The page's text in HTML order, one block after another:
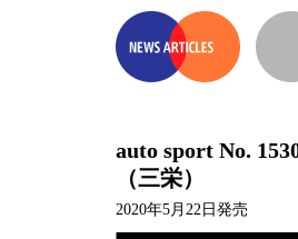
auto sport No.
（三栄）
2020年5月22日発売